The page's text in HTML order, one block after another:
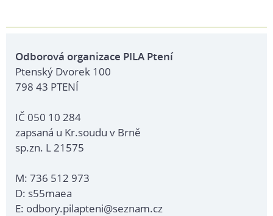
Odborová organizace PILA Ptení
Ptenský Dvorek 100
798 43 PTENÍ
IČ 050 10 284
zapsaná u Kr.soudu v Brně
sp.zn. L 21575
M: 736 512 973
D: s55maea
E: odbory.pilapteni@seznam.cz